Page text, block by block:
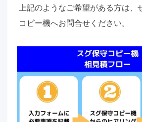
上記のようなご希望がある方は、
コピー機へお問合せください。